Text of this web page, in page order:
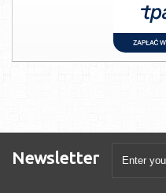
Newsletter